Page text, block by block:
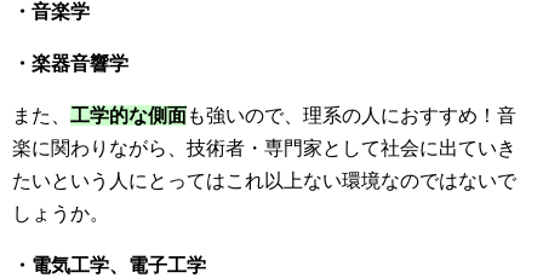
・音楽学
・楽器音響学
また、 工学的な側面も強いので、理系の人におすすめ！音
楽に関わりながら、技術者・専門家として社会に出ていき
たいという人にとってはこれ以上ない環境なのではないで
しょうか。
・電気工学、電子工学